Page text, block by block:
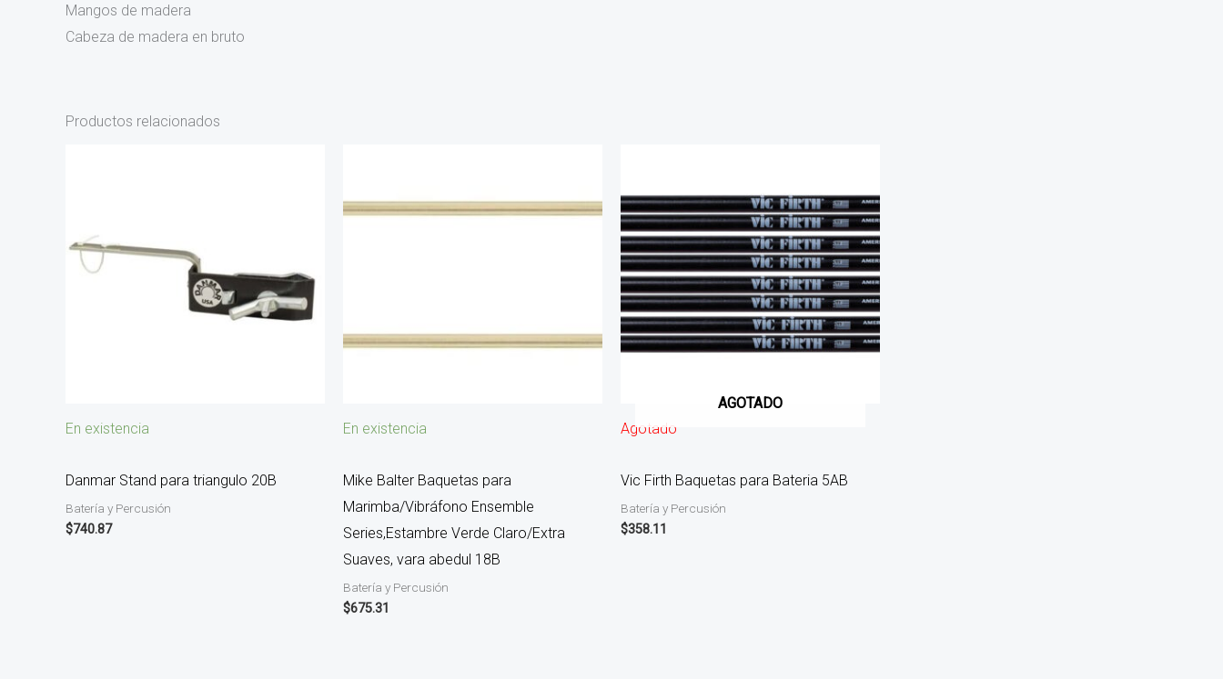
Mangos de madera
Cabeza de madera en bruto
Productos relacionados
En existencia
Danmar Stand para triangulo 20B
Batería y Percusión
$740.87
En existencia
Mike Balter Baquetas para
Marimba/Vibráfono Ensemble
Series,Estambre Verde Claro/Extra
Suaves, vara abedul 18B
Batería y Percusión
$675.31
AGOTADO
Agotado
Vic Firth Baquetas para Bateria 5AB
Batería y Percusión
$358.11